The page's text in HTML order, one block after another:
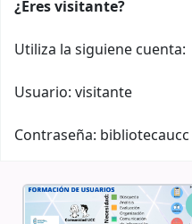
¿Eres visitante?
Utiliza la siguiene cuenta:
Usuario: visitante
Contraseña: bibliotecaucc